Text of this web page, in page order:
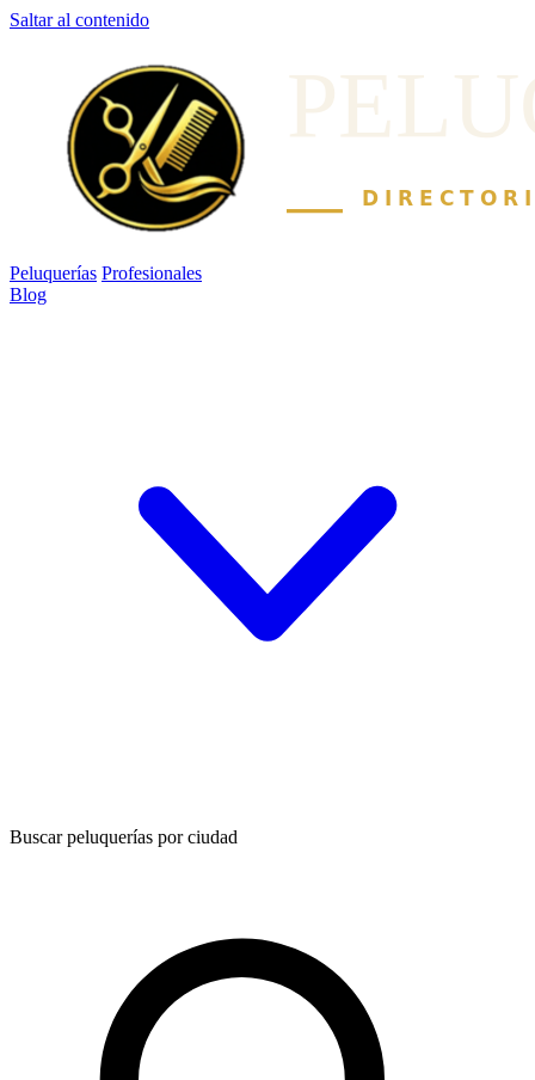
Saltar al contenido
Peluquerías Profesionales
Blog
Buscar peluquerías por ciudad